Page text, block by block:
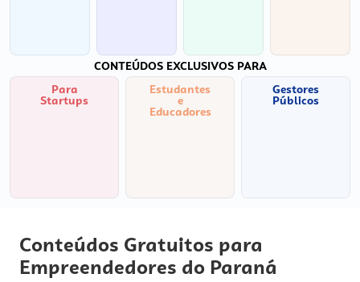
CONTEÚDOS EXCLUSIVOS PARA
Para
Startups
Estudantes
e
Educadores
Gestores
Públicos
Conteúdos Gratuitos para
Empreendedores do Paraná